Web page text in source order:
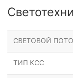
СВЕТОВОЙ
ТИП КСС